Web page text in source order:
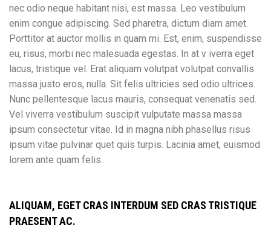
nec odio neque habitant nisi, est massa. Leo vestibulum
enim congue adipiscing. Sed pharetra, dictum diam amet.
Porttitor at auctor mollis in quam mi. Est, enim, suspendisse
eu, risus, morbi nec malesuada egestas. In at v iverra eget
lacus, tristique vel. Erat aliquam volutpat volutpat convallis
massa justo eros, nulla. Sit felis ultricies sed odio ultrices.
Nunc pellentesque lacus mauris, consequat venenatis sed.
Vel viverra vestibulum suscipit vulputate massa massa
ipsum consectetur vitae. Id in magna nibh phasellus risus
ipsum vitae pulvinar quet quis turpis. Lacinia amet, euismod
lorem ante quam felis.
ALIQUAM, EGET CRAS INTERDUM SED CRAS TRISTIQUE
PRAESENT AC.